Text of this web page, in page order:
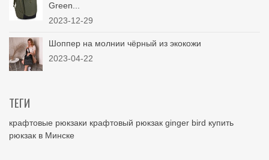
Green...
2023-12-29
Шоппер на молнии чёрный из экокожи
2023-04-22
ТЕГИ
крафтовые рюкзаки крафтовый рюкзак ginger bird купить
рюкзак в Минске